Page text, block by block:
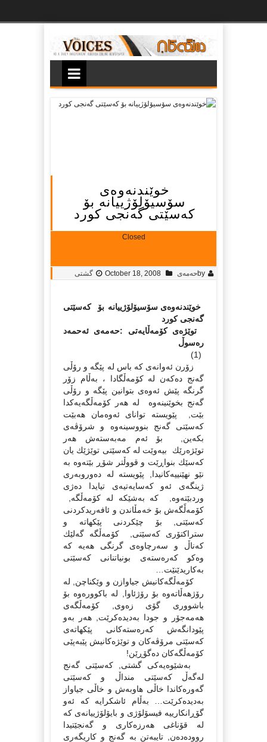
خوێندنەوەى
سۆسیۆلۆژییانە بۆ
كەسێتى گەنجى كورد
Closed
byحه‌مه‌ی October 18, 2008 گشتی
خوێندنەوەى سۆسیۆلۆژییانە بۆ كەسێتى
گەنجى كورد
توێژەى كۆمەڵایەتى :حەمەى ئەحمەد
رەسوڵ
(1)
زۆرن ئەوانەى كە باس لە پێگە و رۆڵى
گەنج دەكەن لە كۆمەڵگادا ، بەڵام زۆر
گرنگە پێش ئەوەى بتوانین پێگە و رۆڵى
گەنج بخوێنینەوە لە هەر كۆمەڵگەیەكدا
بێت, پێویستە تواناى ئەوەمان هەبێت
كەسێتى گەنج بنووسینەوە و شرۆڤەى
بكەین, بۆ ئەم مەبەستەش هەر
توێژەرێك بیەوێت لە كەسێتى توێژێك یان
كەسێك بنواڕێت و قووڵتر شۆڕ بێتەوە بە
نێو نهێنییەكانیدا, پێویستە لە دەوروبەرى
ژینگەى ئەو كەسایەتیەى تیایدا دەژى
وردبێتەوە, كە بەشێكە لە كۆمەڵگە,
كۆمەڵَگەش بۆ خەمڵاندن و ئافەریدكردنى
كەسێتى, بۆ چێكردنى پێكهاتە و
ستراكتۆرى كەسێتى, كۆمەڵگە گەلێك
كەناڵ و سەرچاوەى گرنگى هەیە كە
وەكو كەرەستەى بونیاتنانى كەسێتى
بەكاریدێنێت…
كۆمەڵگەكانیش جیاوازن و وێكناچن, لە
رۆژهەڵاتەوە بۆ رۆژئاوا, لە باكوورەوە بۆ
باشوورى گۆى زەوى, كۆمەڵگەى
هەمەجۆر و جودا بەدیدەكرێت, هەر بەو
پێودانگەش كەرەستەكانى پێكهاتەى
كەسێتى مرۆڤەكان و توێژەكانیش پێبەپێى
كۆمەڵگەكان دەگۆڕێن!
بەشێوەیەكى گشتى, كەسێتى گەنج
لەگەڵ كەسێتى منداڵ و كەسێتى
گەورەكاندا خاڵى هاوبەش و خاڵى جیاواز
بەدیدەكرێت… بەڵام ئاشكرایە كە ئەو
گۆڕانكارییە فیسۆلۆژى و بایۆلۆژییانەى كە
لە قۆناغى هەرزەكارى و گەنجێتیدا
روودەدەن, تایبەتن بە گەنج و كاریگەرى